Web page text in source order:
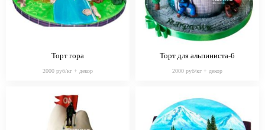
Торт гора
2000 руб/кг + декор
Торт для альпиниста-6
2000 руб/кг + декор